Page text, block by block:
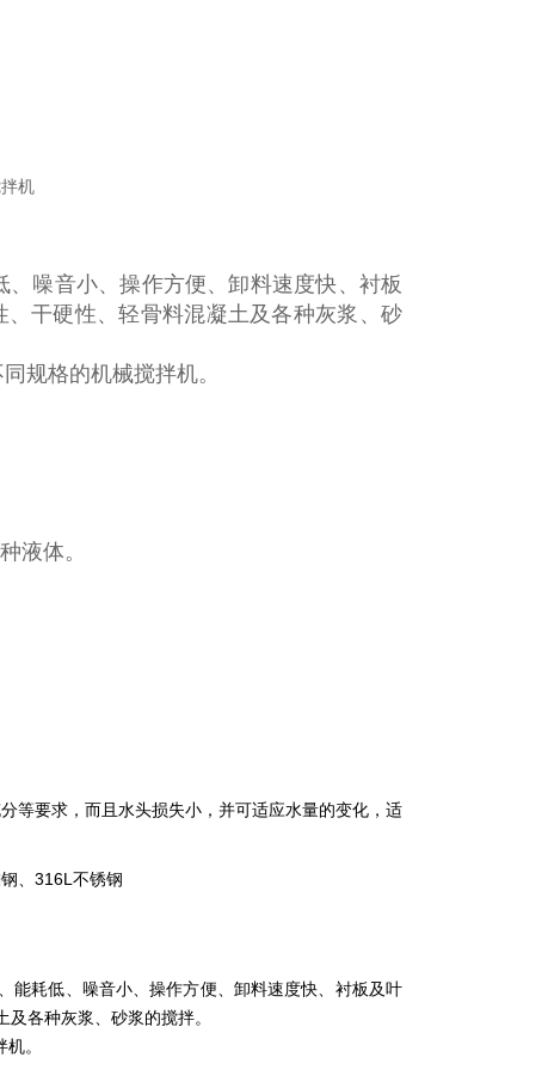
、噪音小、操作方便、卸料速度快、衬板
干硬性、轻骨料混凝土及各种灰浆、砂
规格的机械搅拌机。
液体。
要求，而且水头损失小，并可适应水量的变化，适
、316L不锈钢
耗低、噪音小、操作方便、卸料速度快、衬板及叶
各种灰浆、砂浆的搅拌。
。